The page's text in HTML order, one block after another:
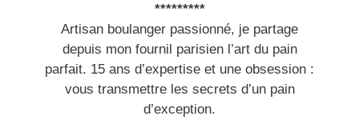
*********
Artisan boulanger passionné, je partage
depuis mon fournil parisien l’art du pain
parfait. 15 ans d’expertise et une obsession :
vous transmettre les secrets d’un pain
d’exception.